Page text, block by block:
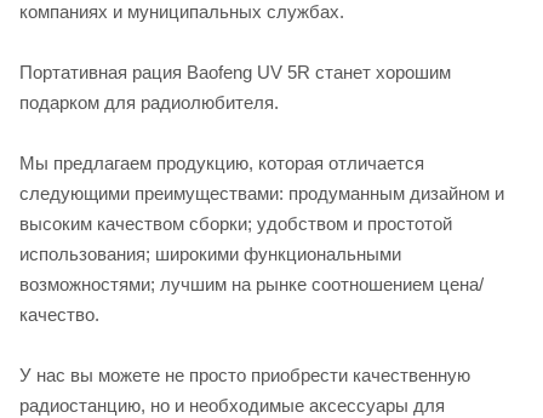
компаниях и муниципальных службах.
Портативная рация Baofeng UV 5R станет хорошим
подарком для радиолюбителя.
Мы предлагаем продукцию, которая отличается
следующими преимуществами: продуманным дизайном и
высоким качеством сборки; удобством и простотой
использования; широкими функциональными
возможностями; лучшим на рынке соотношением цена/
качество.
У нас вы можете не просто приобрести качественную
радиостанцию, но и необходимые аксессуары для